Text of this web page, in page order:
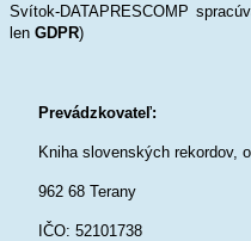
Svítok-DATAPRESCOMP
len GDPR)
Prevádzkovateľ:
Kniha slovenských rekordov,
962 68 Terany
IČO: 52101738